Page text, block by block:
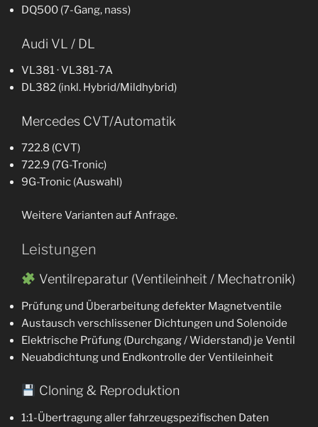
DQ500 (7-Gang, nass)
Audi VL / DL
VL381 · VL381-7A
DL382 (inkl. Hybrid/Mildhybrid)
Mercedes CVT/Automatik
722.8 (CVT)
722.9 (7G-Tronic)
9G-Tronic (Auswahl)
Weitere Varianten auf Anfrage.
Leistungen
Ventilreparatur (Ventileinheit / Mechatronik)
Prüfung und Überarbeitung defekter Magnetventile
Austausch verschlissener Dichtungen und Solenoide
Elektrische Prüfung (Durchgang / Widerstand) je Ventil
Neuabdichtung und Endkontrolle der Ventileinheit
Cloning & Reproduktion
1:1-Übertragung aller fahrzeugspezifischen Daten